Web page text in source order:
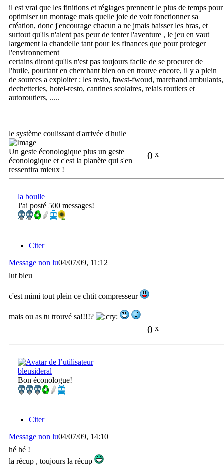
il est vrai que les finitions et réglages prennent le plus de temps pour
optimiser un montage mais quelle joie de voir fonctionner sa
création, donc j'encourage chacun a ne jmais baisser les bras, et
surtout qu'ils n'aient pas peur de tenter l'aventure , le jeu en vaut
largement la chandelle tant pour les finances que pour proteger
l'environnement
certains diront qu'ils n'est pas toujours facile de se procurer de
l'huile, pourtant en cherchant bien on en trouve encore, il y a plein
de sources a exploiter : les resto, fawst-fwoud, marchand ambulants,
dechetteries, hotel-resto, cantines scolaires, relais routiers et
autoroutiers, .....
le système coulissant d'arrivée d'huile
0 x
Un geste éconologique plus un geste
éconologique et c'est la planète qui s'en
ressentira mieux !
la boulle
J'ai posté 500 messages!
Citer
Message non lu04/07/09, 11:12
lut bleu
c'est mimi tout plein ce chtit compresseur
mais ou as tu trouvé sa!!!!?
0 x
bleusideral
Bon éconologue!
Citer
Message non lu04/07/09, 14:10
hé hé !
la récup , toujours la récup